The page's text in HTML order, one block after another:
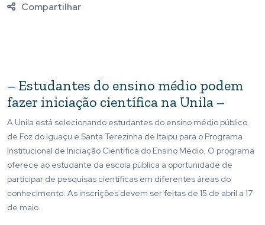
Compartilhar
– Estudantes do ensino médio podem
fazer iniciação científica na Unila –
A Unila está selecionando estudantes do ensino médio público
de Foz do Iguaçu e Santa Terezinha de Itaipu para o Programa
Institucional de Iniciação Científica do Ensino Médio. O programa
oferece ao estudante da escola pública a oportunidade de
participar de pesquisas científicas em diferentes áreas do
conhecimento. As inscrições devem ser feitas de 15 de abril a 17
de maio.